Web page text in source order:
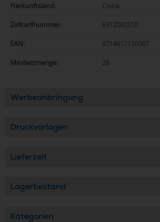
Herkunftsland: China
Zolltarifnummer: 6912002510
EAN: 8714612130087
Mindestmenge: 28
Werbeanbringung
Druckvorlagen
Lieferzeit
Lagerbestand
Kategorien